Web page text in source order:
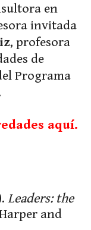
en
invitada
, profesora
de
Programa
aquí.
Leaders: the
and